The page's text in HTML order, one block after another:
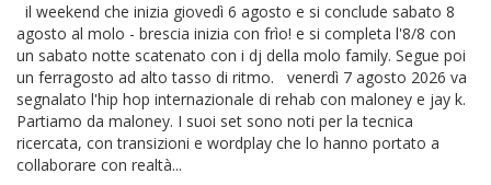
il weekend che inizia giovedì 6 agosto e si conclude sabato 8
agosto al molo - brescia inizia con frìo! e si completa l'8/8 con
un sabato notte scatenato con i dj della molo family. Segue poi
un ferragosto ad alto tasso di ritmo. venerdì 7 agosto 2026 va
segnalato l'hip hop internazionale di rehab con maloney e jay k.
Partiamo da maloney. I suoi set sono noti per la tecnica
ricercata, con transizioni e wordplay che lo hanno portato a
collaborare con realtà...